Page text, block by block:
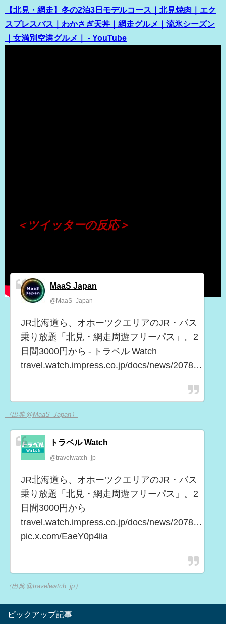
【北見・網走】冬の2泊3日モデルコース｜北見焼肉｜エク
スプレスバス｜わかさぎ天丼｜網走グルメ｜流氷シーズン
｜女満別空港グルメ｜ - YouTube
＜ツイッターの反応＞
MaaS Japan
@MaaS_Japan
JR北海道ら、オホーツクエリアのJR・バス
乗り放題「北見・網走周遊フリーパス」。2
日間3000円から - トラベル Watch
travel.watch.impress.co.jp/docs/news/2078…
（出典 @MaaS_Japan）
トラベル Watch
@travelwatch_jp
JR北海道ら、オホーツクエリアのJR・バス
乗り放題「北見・網走周遊フリーパス」。2
日間3000円から
travel.watch.impress.co.jp/docs/news/2078…
pic.x.com/EaeY0p4iia
（出典 @travelwatch_jp）
ピックアップ記事